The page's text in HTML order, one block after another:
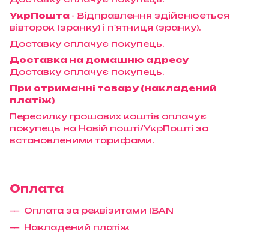
УкрПошта - Відправлення здійснюється
вівторок (зранку) і п'ятниця (зранку).
Доставку сплачує покупець.
Доставка на домашню адресу
Доставку сплачує покупець.
При отриманні товару (накладений
платіж)
Пересилку грошових коштів оплачує
покупець на Новій пошті/УкрПошті за
встановленими тарифами.
Оплата
Оплата за реквізитами IBAN
Накладений платіж